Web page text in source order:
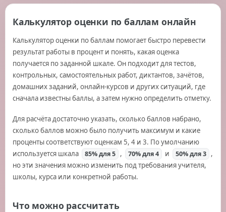
Калькулятор оценки по баллам онлайн
Калькулятор оценки по баллам помогает быстро перевести
результат работы в процент и понять, какая оценка
получается по заданной шкале. Он подходит для тестов,
контрольных, самостоятельных работ, диктантов, зачётов,
домашних заданий, онлайн-курсов и других ситуаций, где
сначала известны баллы, а затем нужно определить отметку.
Для расчёта достаточно указать, сколько баллов набрано,
сколько баллов можно было получить максимум и какие
проценты соответствуют оценкам 5, 4 и 3. По умолчанию
используется шкала
85% для 5 , 70% для 4 и 50% для 3 ,
но эти значения можно изменить под требования учителя,
школы, курса или конкретной работы.
Что можно рассчитать